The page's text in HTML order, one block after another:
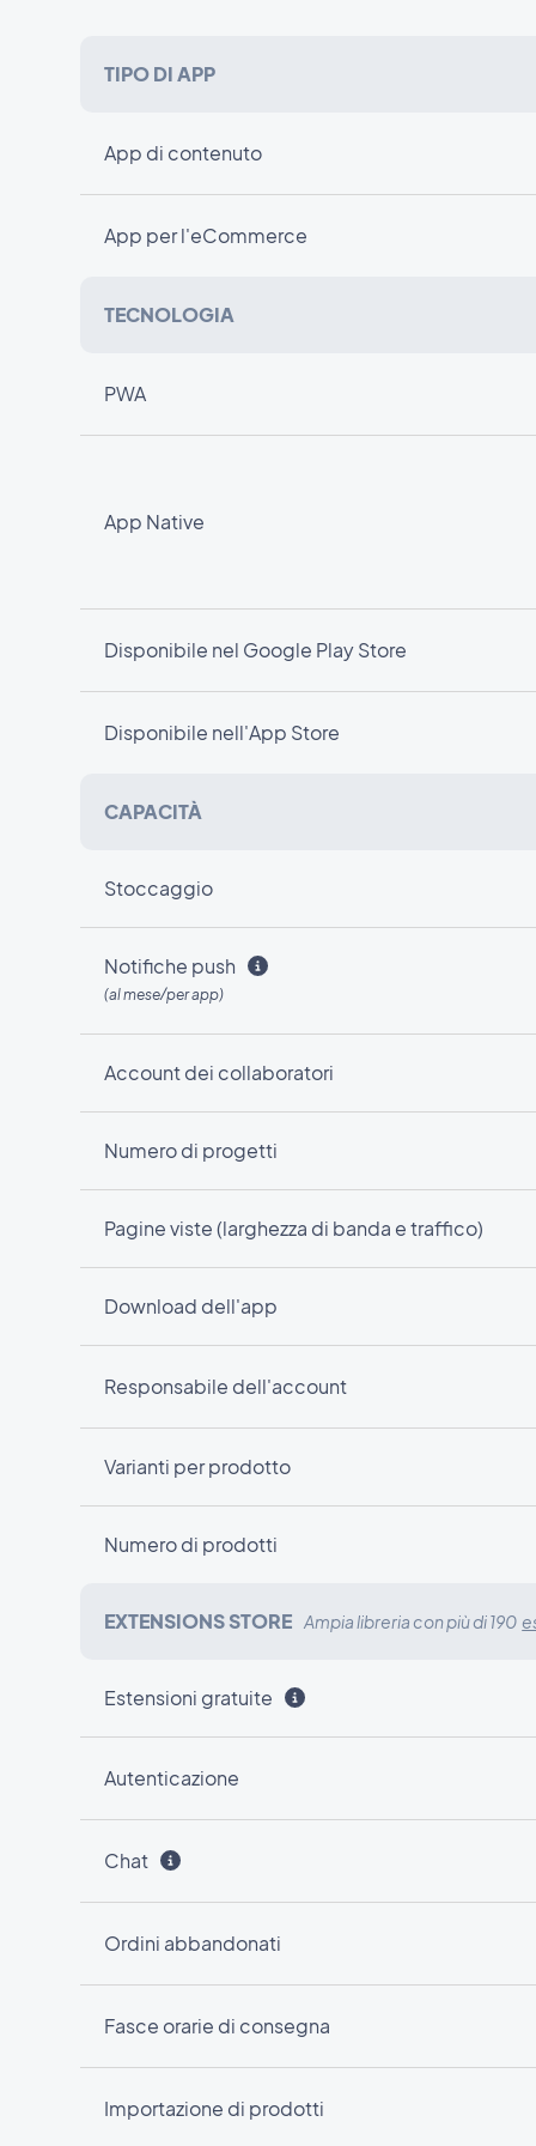
TIPO DI APP
App di contenuto
App per l'eCommerce
TECNOLOGIA
PWA
App Native
Disponibile nel Google Play Store
Disponibile nell'App Store
CAPACITÀ
Stoccaggio
Notifiche push
(al mese/per app)
Account dei collaboratori
Numero di progetti
Pagine viste (larghezza di banda e traffico)
Download dell'app
Responsabile dell'account
Varianti per prodotto
Numero di prodotti
EXTENSIONS STORE Ampia libreria con più di 190
Estensioni gratuite
Autenticazione
Chat
Ordini abbandonati
Fasce orarie di consegna
Importazione di prodotti